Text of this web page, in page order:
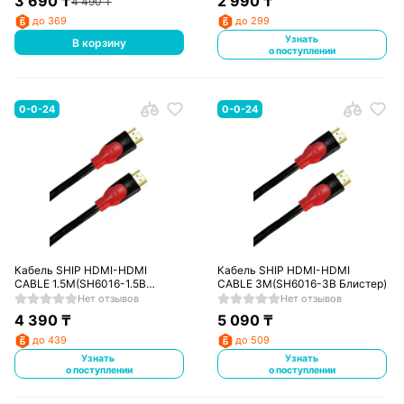
до 369
В корзину
до 299
Узнать
о поступлении
0-0-24
Кабель SHIP HDMI-HDMI
CABLE 1.5M(SH6016-1.5B
Блистер)
Нет отзывов
4 390₸
до 439
Узнать
о поступлении
0-0-24
Кабель SHIP HDMI-HDMI
CABLE 3M(SH6016-3B Блистер)
Нет отзывов
5 090 ₸
до 509
Узнать
о поступлении